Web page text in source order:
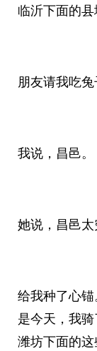
临沂下面的县
朋友请我吃兔
我说，昌邑。
她说，昌邑太
给我种了心
是今天，我
潍坊下面的